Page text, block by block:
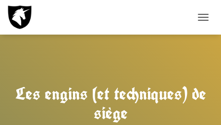
O
A
V
Les engins (et techniques) de
siège